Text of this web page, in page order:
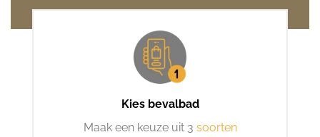
Kies bevalbad
Maak een keuze uit 3 soorten